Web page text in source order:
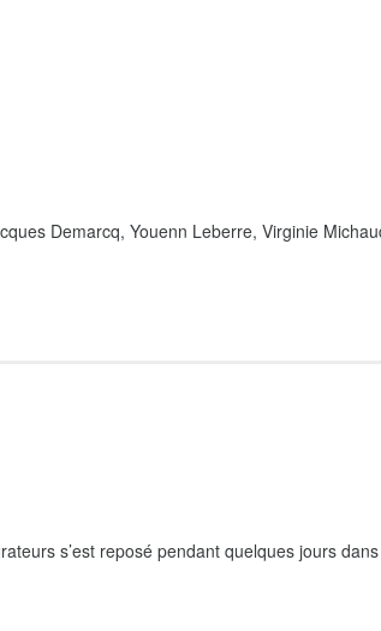
Demarcq, Youenn Leberre, Virginie
s’est reposé pendant quelques jours